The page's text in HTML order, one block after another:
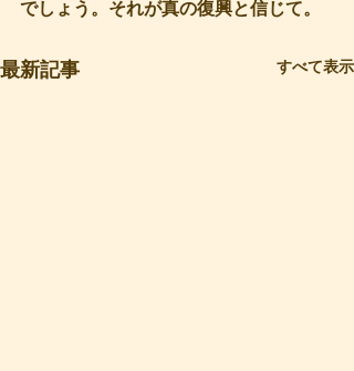
でしょう。それが真の復興と信じて。
最新記事 すべて表示